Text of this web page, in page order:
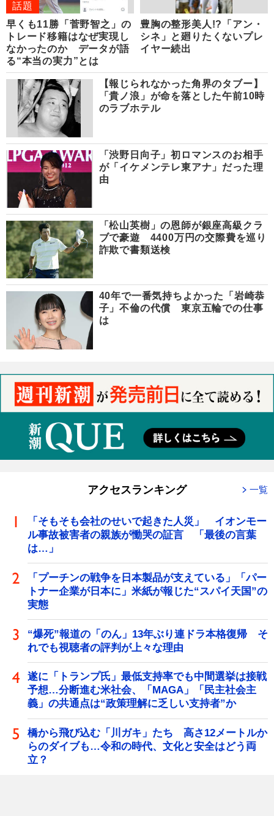
話題
早くも11勝「菅野智之」の
トレード移籍はなぜ実現し
なかったのか データが語
る“本当の実力”とは
豊胸の整形美人!?「アン・
シネ」と廻りたくないプレ
イヤー続出
【報じられなかった角界のタブー】
「貴ノ浪」が命を落とした午前10時
のラブホテル
「渋野日向子」初ロマンスのお相手
が「イケメンテレ東アナ」だった理
由
「松山英樹」の恩師が銀座高級クラ
ブで豪遊 4400万円の交際費を巡り
詐欺で書類送検
40年で一番気持ちよかった「岩崎恭
子」不倫の代償 東京五輪での仕事
は
アクセスランキング 一覧
「そもそも会社のせいで起きた人災」 イオンモー
ル事故被害者の親族が慟哭の証言 「最後の言葉
は…」
「プーチンの戦争を日本製品が支えている」「パー
トナー企業が日本に」米紙が報じた“スパイ天国”の
実態
“爆死”報道の「のん」13年ぶり連ドラ本格復帰 そ
れでも視聴者の評判が上々な理由
遂に「トランプ氏」最低支持率でも中間選挙は接戦
予想…分断進む米社会、「MAGA」「民主社会主
義」の共通点は“政策理解に乏しい支持者”か
橋から飛び込む「川ガキ」たち 高さ12メートルか
らのダイブも…令和の時代、文化と安全はどう両
立？